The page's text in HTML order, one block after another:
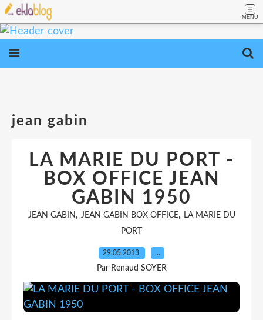
MENU
jean gabin
LA MARIE DU PORT -
BOX OFFICE JEAN
GABIN 1950
JEAN GABIN , JEAN GABIN BOX OFFICE, LA MARIE DU
PORT
29.05.2013 …
Par Renaud SOYER